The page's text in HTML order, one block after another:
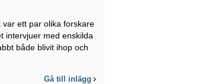
ett par olika forskare
intervjuer med enskilda
både blivit ihop och
Gå till inlägg